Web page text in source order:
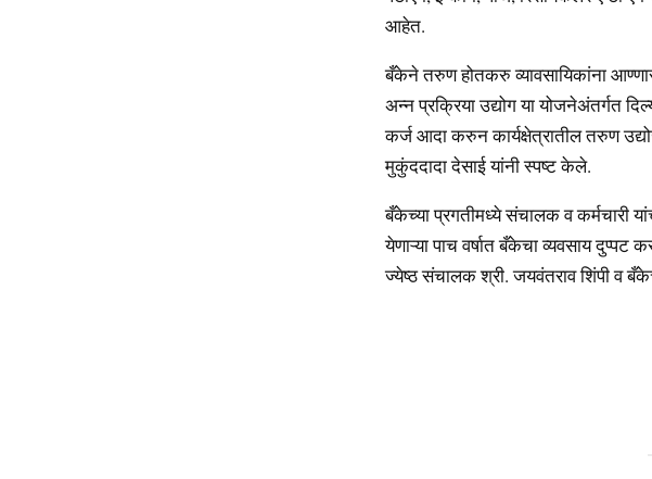
आहेत.
बँकेने तरुण होतकरु व्यावसायिकांना
अन्न प्रक्रिया उद्योग या योजनेअंतर्गत
कर्ज आदा करुन कार्यक्षेत्रातील तरुण
मुकुंददादा देसाई यांनी स्पष्ट केले.
बँकेच्या प्रगतीमध्ये संचालक व कर्मचारी
येणाऱ्या पाच वर्षात बँकेचा व्यवसाय
ज्येष्ठ संचालक श्री. जयवंतराव शिंपी व